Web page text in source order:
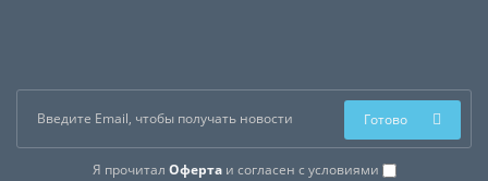
Я прочитал Офертаи согласен с условиями
Готово